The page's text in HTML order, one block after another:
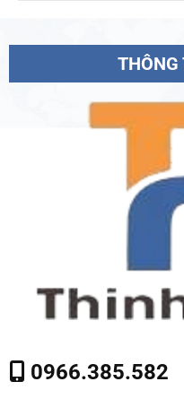
THÔNG
0966.385.582